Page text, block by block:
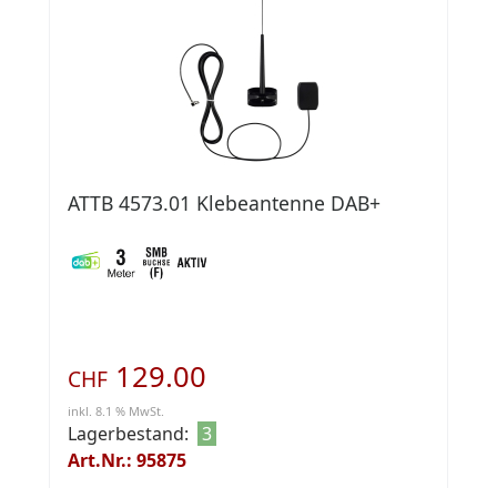
ATTB 4573.01 Klebeantenne DAB+
CHF 129.00
inkl. 8.1 % MwSt.
Lagerbestand: 3
Art.Nr.: 95875